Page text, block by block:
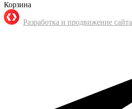
Корзина
Разработка и продвижение сайта